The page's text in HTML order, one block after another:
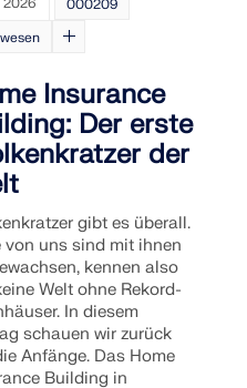
6 für schnellere und
Tragwerksplanung.
000209
Insurance
Der erste
der
gibt es überall.
von uns sind mit ihnen
kennen also
Welt ohne Rekord-
In diesem
schauen wir zurück
Anfänge. Das Home
Building in